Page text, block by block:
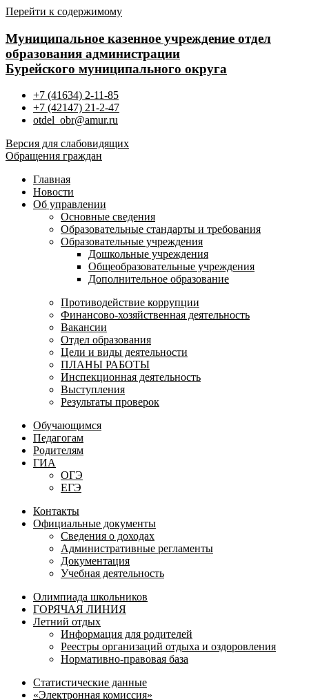
Перейти к содержимому
Муниципальное казенное учреждение отдел
образования администрации
Бурейского муниципального округа
+7 (41634) 2-11-85
+7 (42147) 21-2-47
otdel_obr@amur.ru
Версия для слабовидящих
Обращения граждан
Главная
Новости
Об управлении
Основные сведения
Образовательные стандарты и требования
Образовательные учреждения
Дошкольные учреждения
Общеобразовательные учреждения
Дополнительное образование
Противодействие коррупции
Финансово-хозяйственная деятельность
Вакансии
Отдел образования
Цели и виды деятельности
ПЛАНЫ РАБОТЫ
Инспекционная деятельность
Выступления
Результаты проверок
Обучающимся
Педагогам
Родителям
ГИА
ОГЭ
ЕГЭ
Контакты
Официальные документы
Сведения о доходах
Административные регламенты
Документация
Учебная деятельность
Олимпиада школьников
ГОРЯЧАЯ ЛИНИЯ
Летний отдых
Информация для родителей
Реестры организаций отдыха и оздоровления
Нормативно-правовая база
Статистические данные
«Электронная комиссия»